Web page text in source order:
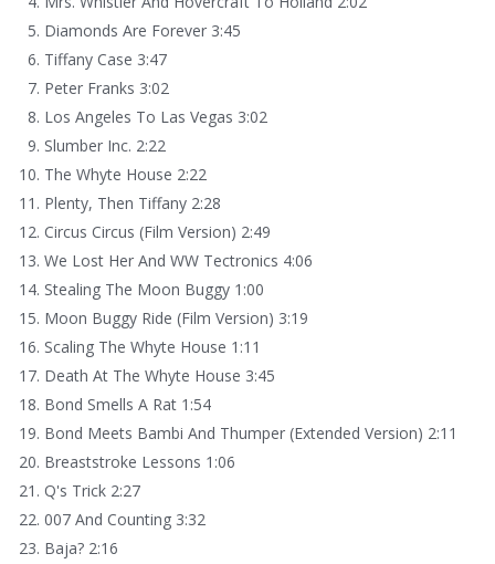
Diamonds Are Forever 3:45
Tiffany Case 3:47
Peter Franks 3:02
Los Angeles To Las Vegas 3:02
Slumber Inc. 2:22
The Whyte House 2:22
Plenty, Then Tiffany 2:28
Circus Circus (Film Version) 2:49
We Lost Her And WW Tectronics 4:06
Stealing The Moon Buggy 1:00
Moon Buggy Ride (Film Version) 3:19
Scaling The Whyte House 1:11
Death At The Whyte House 3:45
Bond Smells A Rat 1:54
Bond Meets Bambi And Thumper (Extended Version) 2:11
Breaststroke Lessons 1:06
Q's Trick 2:27
007 And Counting 3:32
Baja? 2:16